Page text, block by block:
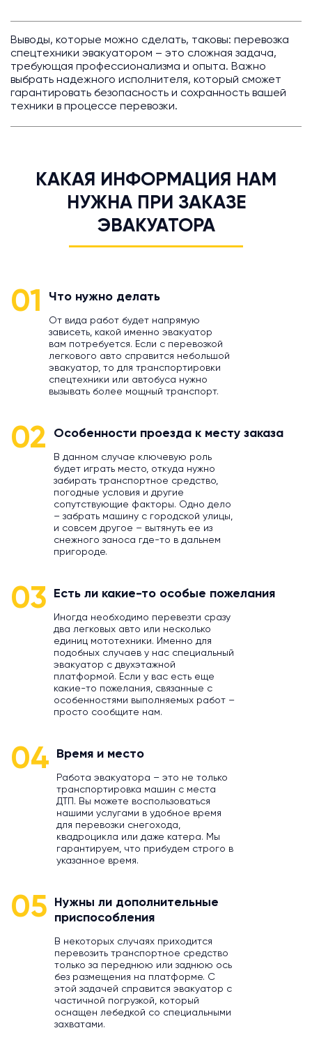
Выводы, которые можно сделать, таковы: перевозка
спецтехники эвакуатором – это сложная задача,
требующая профессионализма и опыта. Важно
выбрать надежного исполнителя, который сможет
гарантировать безопасность и сохранность вашей
техники в процессе перевозки.
КАКАЯ ИНФОРМАЦИЯ НАМ
НУЖНА ПРИ ЗАКАЗЕ
ЭВАКУАТОРА
01 Что нужно делать
От вида работ будет напрямую
зависеть, какой именно эвакуатор
вам потребуется. Если с перевозкой
легкового авто справится небольшой
эвакуатор, то для транспортировки
спецтехники или автобуса нужно
вызывать более мощный транспорт.
02 Особенности проезда к месту заказа
В данном случае ключевую роль
будет играть место, откуда нужно
забирать транспортное средство,
погодные условия и другие
сопутствующие факторы. Одно дело
– забрать машину с городской улицы,
и совсем другое – вытянуть ее из
снежного заноса где-то в дальнем
пригороде.
03 Есть ли какие-то особые пожелания
Иногда необходимо перевезти сразу
два легковых авто или несколько
единиц мототехники. Именно для
подобных случаев у нас специальный
эвакуатор с двухэтажной
платформой. Если у вас есть еще
какие-то пожелания, связанные с
особенностями выполняемых работ –
просто сообщите нам.
04 Время и место
Работа эвакуатора – это не только
транспортировка машин с места
ДТП. Вы можете воспользоваться
нашими услугами в удобное время
для перевозки снегохода,
квадроцикла или даже катера. Мы
гарантируем, что прибудем строго в
указанное время.
05
Нужны ли дополнительные
приспособления
В некоторых случаях приходится
перевозить транспортное средство
только за переднюю или заднюю ось
без размещения на платформе. С
этой задачей справится эвакуатор с
частичной погрузкой, который
оснащен лебедкой со специальными
захватами.